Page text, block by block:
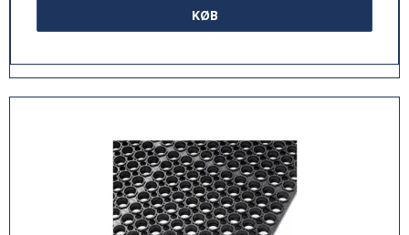
KØB